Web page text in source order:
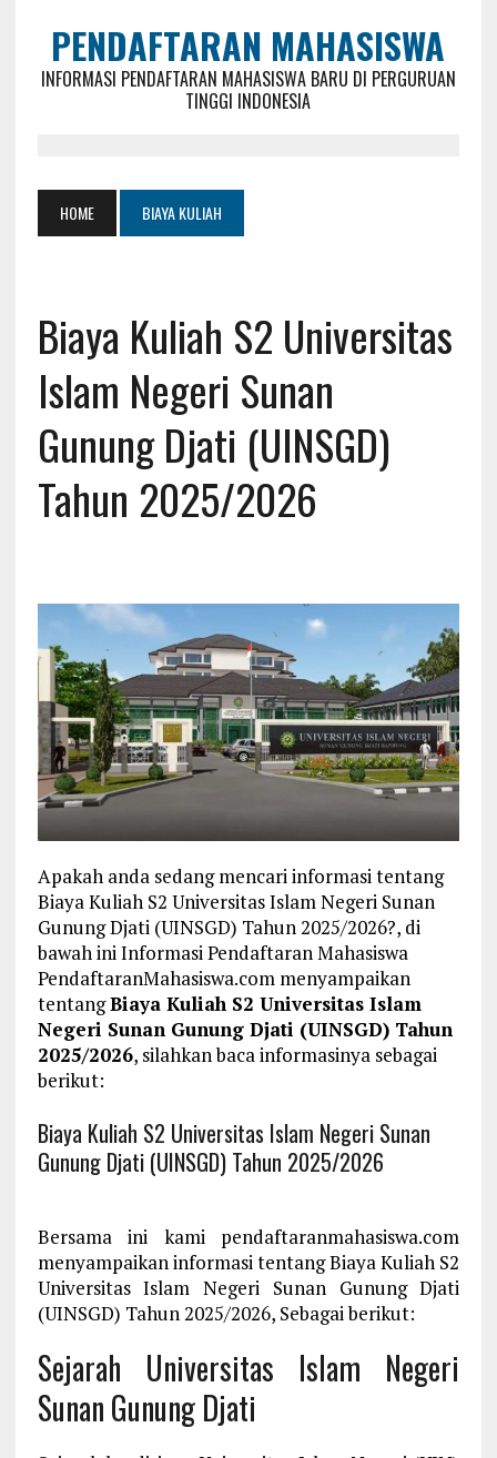
PENDAFTARAN MAHASISWA
INFORMASI PENDAFTARAN MAHASISWA BARU DI PERGURUAN
TINGGI INDONESIA
HOME BIAYA KULIAH
Biaya Kuliah S2 Universitas
Islam Negeri Sunan
Gunung Djati (UINSGD)
Tahun 2025/2026
Apakah anda sedang mencari informasi tentang
Biaya Kuliah S2 Universitas Islam Negeri Sunan
Gunung Djati (UINSGD) Tahun 2025/2026?, di
bawah ini Informasi Pendaftaran Mahasiswa
PendaftaranMahasiswa.com menyampaikan
tentangBiaya Kuliah S2 Universitas Islam
Negeri Sunan Gunung Djati (UINSGD) Tahun
2025/2026, silahkan baca informasinya sebagai
berikut:
Biaya Kuliah S2 Universitas Islam Negeri Sunan
Gunung Djati (UINSGD) Tahun 2025/2026
Bersama ini kami pendaftaranmahasiswa.com
menyampaikan informasi tentang Biaya Kuliah S2
Universitas Islam Negeri Sunan Gunung Djati
(UINSGD) Tahun 2025/2026, Sebagai berikut:
Sejarah Universitas Islam Negeri
Sunan Gunung Djati